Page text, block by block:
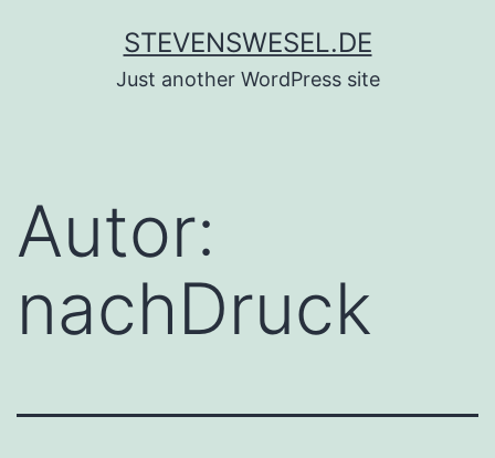
STEVENSWESEL.DE
Just another WordPress site
Autor:
nachDruck